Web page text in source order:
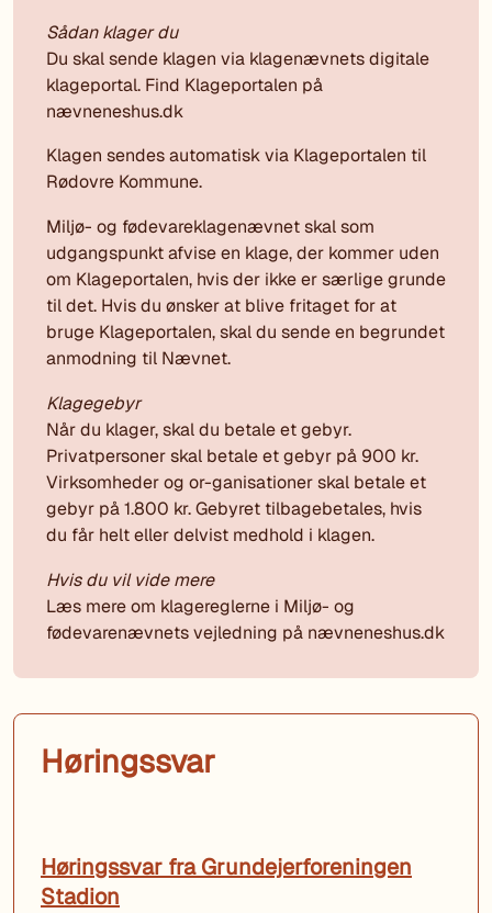
Sådan klager du
Du skal sende klagen via klagenævnets digitale
klageportal. Find Klageportalen på
nævneneshus.dk
Klagen sendes automatisk via Klageportalen til
Rødovre Kommune.
Miljø- og fødevareklagenævnet skal som
udgangspunkt afvise en klage, der kommer uden
om Klageportalen, hvis der ikke er særlige grunde
til det. Hvis du ønsker at blive fritaget for at
bruge Klageportalen, skal du sende en begrundet
anmodning til Nævnet.
Klagegebyr
Når du klager, skal du betale et gebyr.
Privatpersoner skal betale et gebyr på 900 kr.
Virksomheder og or-ganisationer skal betale et
gebyr på 1.800 kr. Gebyret tilbagebetales, hvis
du får helt eller delvist medhold i klagen.
Hvis du vil vide mere
Læs mere om klagereglerne i Miljø- og
fødevarenævnets vejledning på nævneneshus.dk
Høringssvar
Høringssvar fra Grundejerforeningen
Stadion